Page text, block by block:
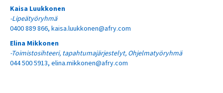
Kaisa Luukkonen
-Lipeätyöryhmä
0400 889 866, kaisa.luukkonen@afry.com
Elina Mikkonen
-Toimistosihteeri, tapahtumajärjestelyt, Ohjelmatyöryhmä
044 500 5913, elina.mikkonen@afry.com